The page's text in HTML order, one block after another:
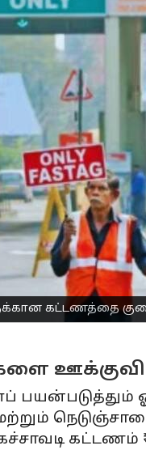
கட்டணத்தை
அமலுக்கு
செலுத்த
கட்டணம்